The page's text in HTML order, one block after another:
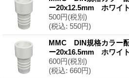
ー20x12.5mm ホワイト
500円(税別)
(税込: 550円)
MMC DIN規格カラー
ー20x16.5mm ホワイト
600円(税別)
(税込: 660円)